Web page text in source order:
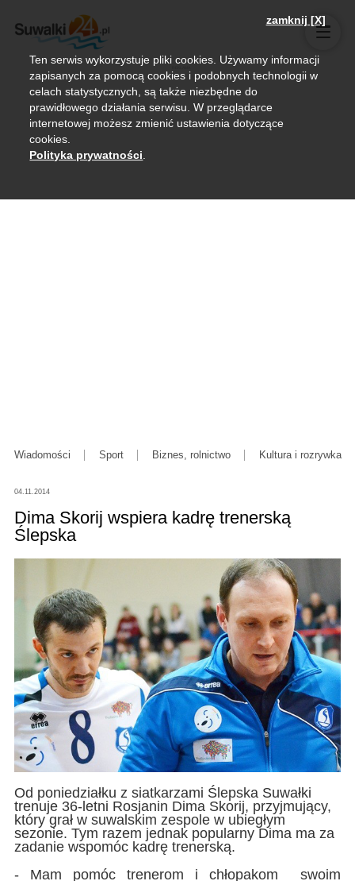
Wiadomości Sport Biznes, rolnictwo Kultura i rozrywka
04.11.2014
Dima Skorij wspiera kadrę trenerską
Ślepska
Od poniedziałku z siatkarzami Ślepska Suwałki
trenuje 36-letni Rosjanin Dima Skorij, przyjmujący,
który grał w suwalskim zespole w ubiegłym
sezonie. Tym razem jednak popularny Dima ma za
zadanie wspomóc kadrę trenerską.
- Mam pomóc trenerom i chłopakom swoim
zamknij [X]
Ten serwis wykorzystuje pliki cookies. Używamy informacji
zapisanych za pomocą cookies i podobnych technologii w
celach statystycznych, są także niezbędne do
prawidłowego działania serwisu. W przeglądarce
internetowej możesz zmienić ustawienia dotyczące
cookies.
Polityka prywatności